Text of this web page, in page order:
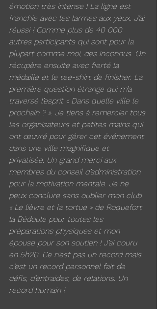
émotion très intense ! La ligne est
franchie avec les larmes aux yeux. J’ai
réussi ! Comme plus de 40 000
autres participants qui sont pour la
plupart comme moi, des inconnus. On
récupère ensuite avec fierté la
médaille et le tee-shirt de finisher. La
première question étrange qui m’a
traversé l’esprit « Dans quelle ville le
prochain ? ». Je tiens à remercier tous
les organisateurs et petites mains qui
ont œuvré pour gérer cet événement
dans une ville magnifique et
privatisée. Un grand merci aux
membres du conseil d’administration
pour la motivation mentale. Je ne
peux conclure sans oublier mon club
« Le lièvre et la tortue » de Roquefort
la Bédoule pour toutes les
préparations physiques et mon
épouse pour son soutien ! J’ai couru
en 5h20. Ce n’est pas un record mais
c’est un record personnel fait de
défis, d’entraides, de relations. Un
record humain !